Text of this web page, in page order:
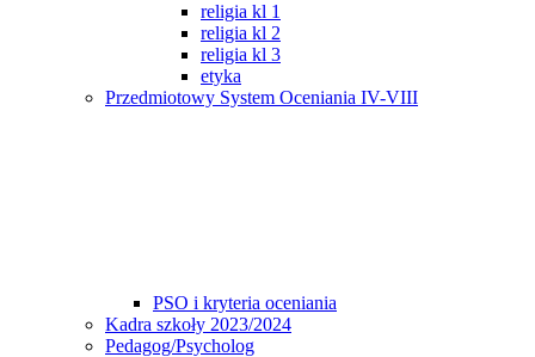
religia kl 1
religia kl 2
religia kl 3
etyka
Przedmiotowy System Oceniania IV-VIII
PSO i kryteria oceniania
Kadra szkoły 2023/2024
Pedagog/Psycholog